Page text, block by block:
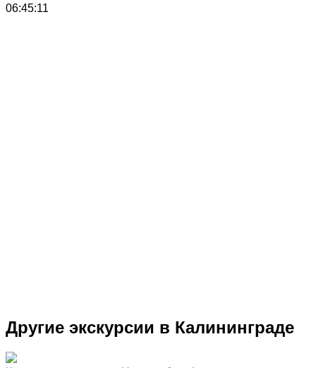
06:45:11
Другие экскурсии в Калининграде